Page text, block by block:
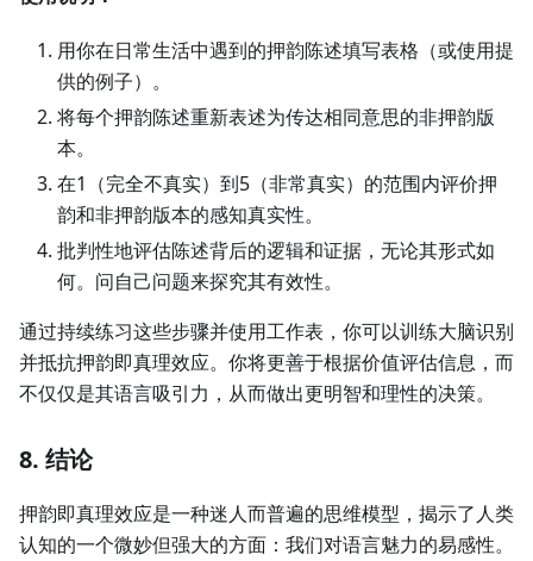
用你在日常生活中遇到的押韵陈述填写表格（或使用提
供的例子）。
将每个押韵陈述重新表述为传达相同意思的非押韵版
本。
在1（完全不真实）到5（非常真实）的范围内评价押
韵和非押韵版本的感知真实性。
批判性地评估陈述背后的逻辑和证据，无论其形式如
何。问自己问题来探究其有效性。
通过持续练习这些步骤并使用工作表，你可以训练大脑识别
并抵抗押韵即真理效应。你将更善于根据价值评估信息，而
不仅仅是其语言吸引力，从而做出更明智和理性的决策。
8. 结论
押韵即真理效应是一种迷人而普遍的思维模型，揭示了人类
认知的一个微妙但强大的方面：我们对语言魅力的易感性。